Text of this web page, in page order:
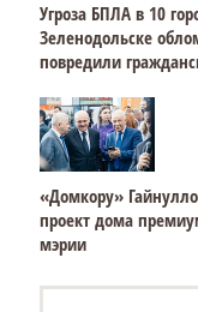
Угроза БПЛА в 10
Зеленодольске
повредили
«Домкору»
проект дома
мэрии